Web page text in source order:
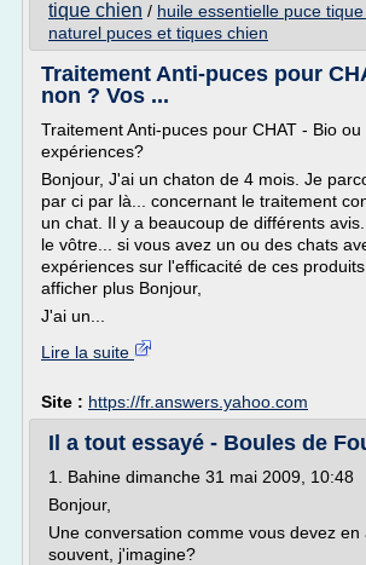
tique chien / huile essentielle puce
naturel puces et tiques chien
Traitement Anti-puces pour
non ? Vos ...
Traitement Anti-puces pour CHAT - Bio ou
expériences?
Bonjour, J'ai un chaton de 4 mois. Je
par ci par là... concernant le traitement
un chat. Il y a beaucoup de différents
le vôtre... si vous avez un ou des chats
expériences sur l'efficacité de ces
afficher plus Bonjour,
J'ai un...
Lire la suite
Site : https://fr.answers.yahoo.com
Il a tout essayé - Boules de
1. Bahine dimanche 31 mai 2009, 10:48
Bonjour,
Une conversation comme vous devez en
souvent, j'imagine?